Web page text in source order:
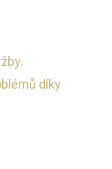
díky